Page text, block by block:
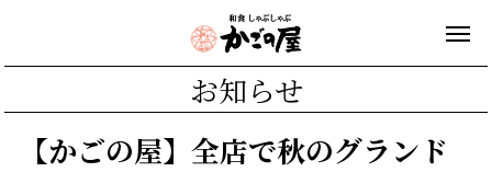
お知らせ
【かごの屋】全店で秋のグランド